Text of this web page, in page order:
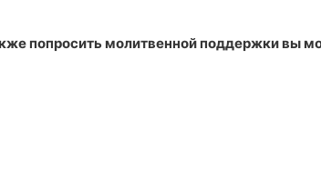
попросить молитвенной поддержки вы